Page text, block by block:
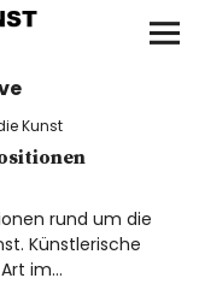
Kunst
rund um die
Künstlerische
im…